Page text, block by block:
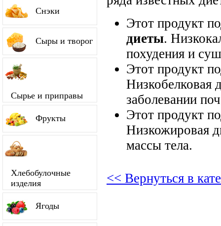
Снэки
Сыры и творог
Сырье и приправы
Фрукты
Хлебобулочные
изделия
Ягоды
Этот продукт
диеты.
похудения и
Этот продукт
Низкобелковая
заболевании
Этот продукт
Низкожировая
массы тела.
<< Вернуться в